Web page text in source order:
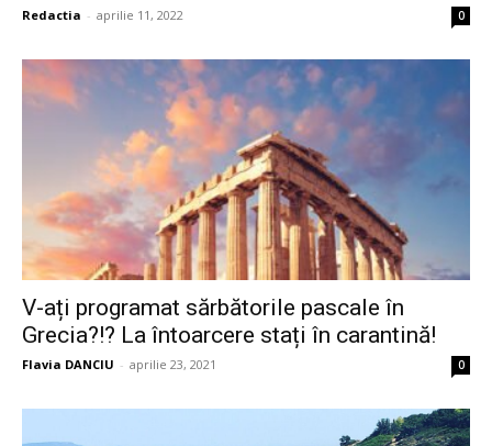
Redactia - aprilie 11, 2022 0
V-ați programat sărbătorile pascale în
Grecia?!? La întoarcere stați în carantină!
Flavia DANCIU - aprilie 23, 2021 0